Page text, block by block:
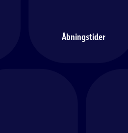
Åbningstider